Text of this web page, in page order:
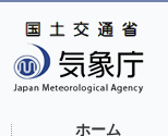
ホーム